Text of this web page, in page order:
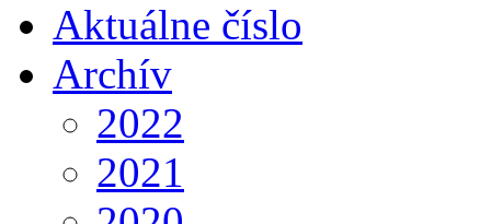
Aktuálne číslo
Archív
2022
2021